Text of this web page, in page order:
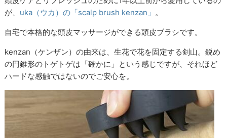
が、 uka（ウカ）の「scalp brush kenzan」 。
自宅で本格的な頭皮マッサージができる頭皮ブラシです。
kenzan（ケンザン）の由来は、生花で花を固定する剣山。鋭め
の円錐形のトゲトゲは「確かに」という感じですが、それほど
ハードな感触ではないのでご安心を。